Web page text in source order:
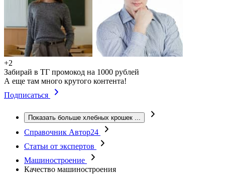
+2
Забирай в ТГ промокод на 1000 рублей
А еще там много крутого контента!
Подписаться
Показать больше хлебных крошек ...
Справочник Автор24
Статьи от экспертов
Машиностроение
Качество машиностроения